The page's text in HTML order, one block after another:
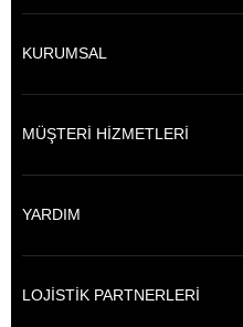
KURUMSAL
MÜŞTERİ HİZMETLERİ
YARDIM
LOJİSTİK PARTNERLERİ